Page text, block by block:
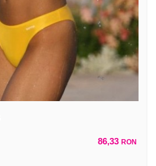
86,33 RON